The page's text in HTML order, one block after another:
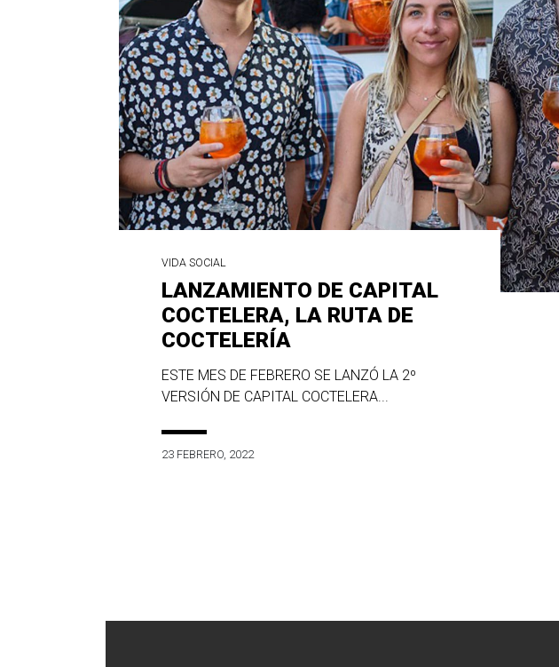
VIDA SOCIAL
LANZAMIENTO DE CAPITAL
COCTELERA, LA RUTA DE
COCTELERÍA
ESTE MES DE FEBRERO SE LANZÓ LA 2º
VERSIÓN DE CAPITAL COCTELERA...
23 FEBRERO, 2022